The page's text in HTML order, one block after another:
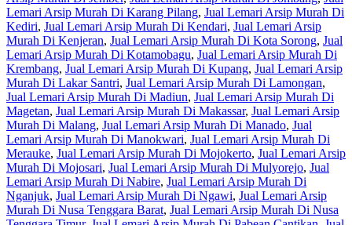
Lemari Arsip Murah Di Karang Pilang, Jual Lemari Arsip Murah Di
Kediri, Jual Lemari Arsip Murah Di Kendari, Jual Lemari Arsip
Murah Di Kenjeran, Jual Lemari Arsip Murah Di Kota Sorong, Jual
Lemari Arsip Murah Di Kotamobagu, Jual Lemari Arsip Murah Di
Krembang, Jual Lemari Arsip Murah Di Kupang, Jual Lemari Arsip
Murah Di Lakar Santri, Jual Lemari Arsip Murah Di Lamongan,
Jual Lemari Arsip Murah Di Madiun, Jual Lemari Arsip Murah Di
Magetan, Jual Lemari Arsip Murah Di Makassar, Jual Lemari Arsip
Murah Di Malang, Jual Lemari Arsip Murah Di Manado, Jual
Lemari Arsip Murah Di Manokwari, Jual Lemari Arsip Murah Di
Merauke, Jual Lemari Arsip Murah Di Mojokerto, Jual Lemari Arsip
Murah Di Mojosari, Jual Lemari Arsip Murah Di Mulyorejo, Jual
Lemari Arsip Murah Di Nabire, Jual Lemari Arsip Murah Di
Nganjuk, Jual Lemari Arsip Murah Di Ngawi, Jual Lemari Arsip
Murah Di Nusa Tenggara Barat, Jual Lemari Arsip Murah Di Nusa